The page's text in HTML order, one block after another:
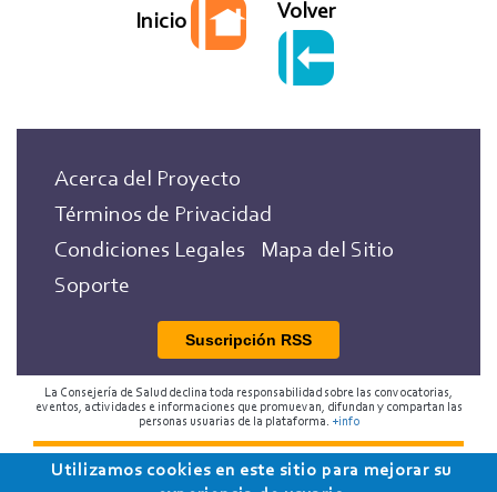
Inicio Volver
Acerca del Proyecto
Términos de Privacidad
Condiciones Legales
Mapa del Sitio
Soporte
Suscripción RSS
La Consejería de Salud declina toda responsabilidad sobre las convocatorias,
eventos, actividades e informaciones que promuevan, difundan y compartan las
personas usuarias de la plataforma. +info
2018 Programa de Envejecimiento Saludable de la
Utilizamos cookies en este sitio para mejorar su